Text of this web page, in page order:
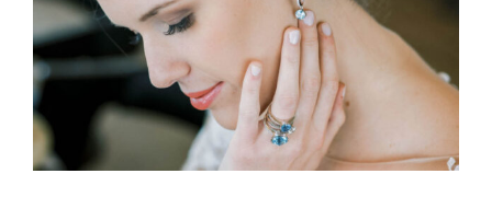
Über Uns
Kontakt
ansehen